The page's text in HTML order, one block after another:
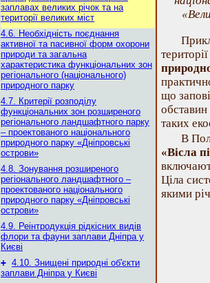
заплавах великих річок та на
території великих міст
4.6. Необхідність поєднання
активної та пасивної форм охорони
природи та загальна
характеристика функціональних зон
регіонального (національного)
природного парку
4.7. Критерії розподілу
функціональних зон розширеного
регіонального ландшафтного парку
– проектованого національного
природного парку «Дніпровські
острови»
4.8. Зонування розширеного
регіонального ландшафтного –
проектованого національного
природного парку «Дніпровські
острови»
4.9. Реінтродукція рідкісних видів
флори та фауни заплави Дніпра у
Києві
+ 4.10. Знищені природні об'єкти
заплави Дніпра у Києві
що
обставин
таких
В
«Вісла
Ціла
якими